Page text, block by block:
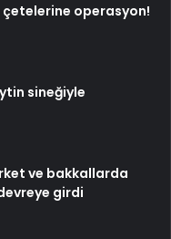
çetelerine operasyon!
sineğiyle
ve bakkallarda
girdi